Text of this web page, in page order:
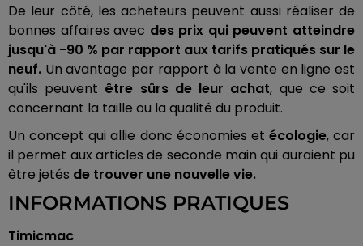
De leur côté, les acheteurs peuvent aussi réaliser de
bonnes affaires avec des prix qui peuvent atteindre
jusqu'à -90 % par rapport aux tarifs pratiqués sur le
neuf. Un avantage par rapport à la vente en ligne est
qu'ils peuvent être sûrs de leur achat, que ce soit
concernant la taille ou la qualité du produit.
Un concept qui allie donc économies et écologie, car
il permet aux articles de seconde main qui auraient pu
être jetés de trouver une nouvelle vie.
INFORMATIONS PRATIQUES
Timicmac